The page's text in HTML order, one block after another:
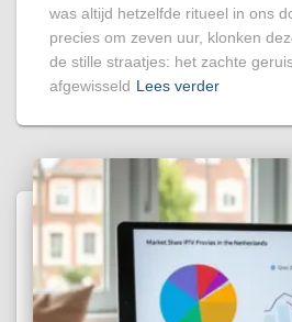
was altijd hetzelfde ritueel in ons
precies om zeven uur, klonken
de stille straatjes: het zachte
afgewisseld Lees verder